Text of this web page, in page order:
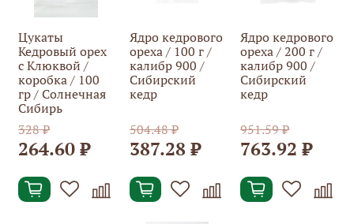
Цукаты
Кедровый орех
с Клюквой /
коробка / 100
гр / Солнечная
Сибирь
328 ₽
264.60 ₽
Ядро кедрового
ореха / 100 г /
калибр 900 /
Сибирский
кедр
504.48 ₽
387.28 ₽
Ядро кедрового
ореха / 200 г /
калибр 900 /
Сибирский
кедр
951.59 ₽
763.92 ₽